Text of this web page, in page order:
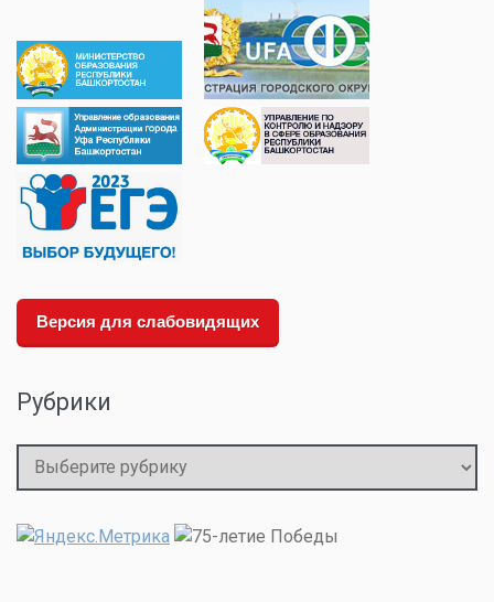
Версия для слабовидящих
Рубрики
Рубрики